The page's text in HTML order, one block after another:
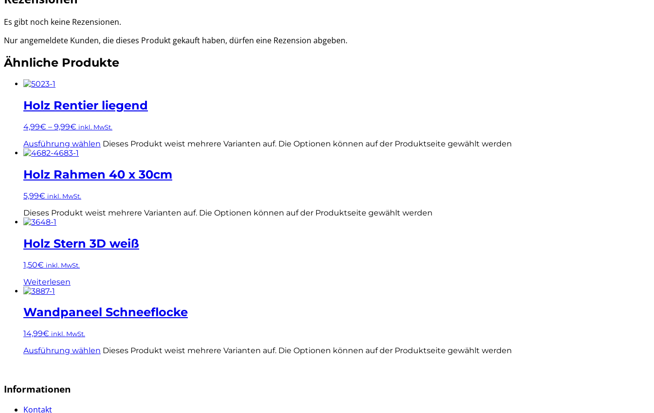
Es gibt noch keine Rezensionen.
Nur angemeldete Kunden, die dieses Produkt gekauft haben, dürfen eine Rezension abgeben.
Ähnliche Produkte
Holz Rentier liegend
4,99€ – 9,99€ inkl. MwSt.
Ausführung wählen Dieses Produkt weist mehrere Varianten auf. Die Optionen können auf der Produktseite gewählt werden
Holz Rahmen 40 x 30cm
5,99€ inkl. MwSt.
Dieses Produkt weist mehrere Varianten auf. Die Optionen können auf der Produktseite gewählt werden
Holz Stern 3D weiß
1,50€ inkl. MwSt.
Weiterlesen
Wandpaneel Schneeflocke
14,99€ inkl. MwSt.
Ausführung wählen Dieses Produkt weist mehrere Varianten auf. Die Optionen können auf der Produktseite gewählt werden
Informationen
Kontakt